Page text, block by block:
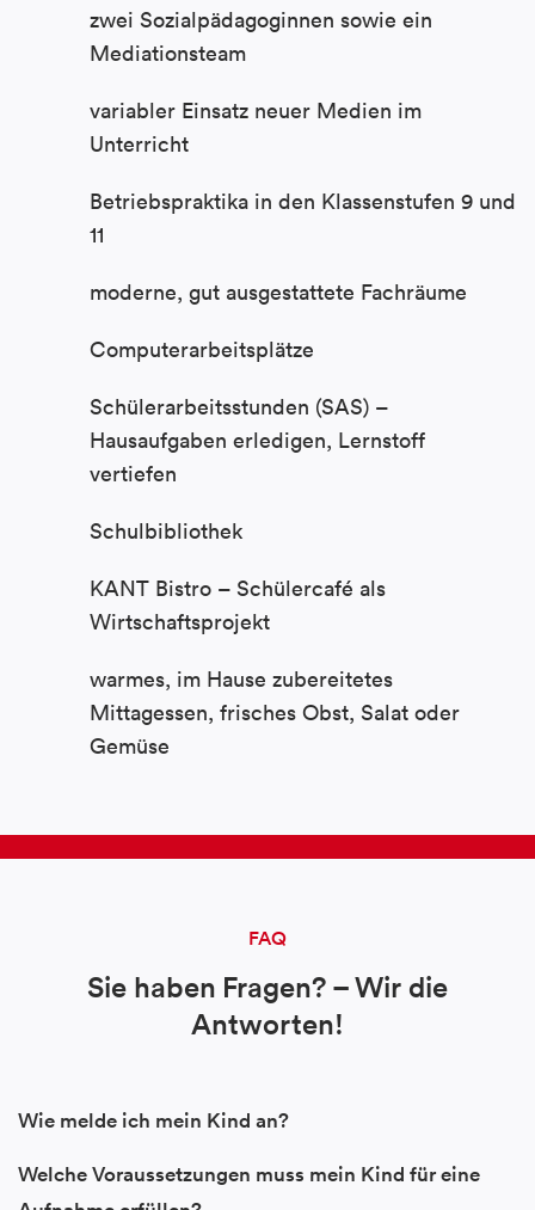
zwei Sozialpädagoginnen sowie ein
Mediationsteam
variabler Einsatz neuer Medien im
Unterricht
Betriebspraktika in den Klassenstufen 9 und
11
moderne, gut ausgestattete Fachräume
Computerarbeitsplätze
Schülerarbeitsstunden (SAS) –
Hausaufgaben erledigen, Lernstoff
vertiefen
Schulbibliothek
KANT Bistro – Schülercafé als
Wirtschaftsprojekt
warmes, im Hause zubereitetes
Mittagessen, frisches Obst, Salat oder
Gemüse
FAQ
Sie haben Fragen? – Wir die
Antworten!
Wie melde ich mein Kind an?
Welche Voraussetzungen muss mein Kind für eine